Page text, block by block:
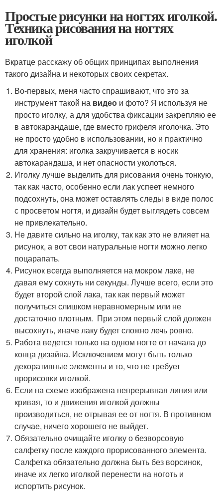
Простые рисунки на ногтях иголкой.
Техника рисования на ногтях
иголкой
Вкратце расскажу об общих принципах выполнения
такого дизайна и некоторых своих секретах.
Во-первых, меня часто спрашивают, что это за
инструмент такой на видео и фото? Я используя не
просто иголку, а для удобства фиксации закрепляю ее
в автокарандаше, где вместо грифеля иголочка. Это
не просто удобно в использовании, но и практично
для хранения: иголка закручивается в носик
автокарандаша, и нет опасности уколоться.
Иголку лучше выделить для рисования очень тонкую,
так как часто, особенно если лак успеет немного
подсохнуть, она может оставлять следы в виде полос
с просветом ногтя, и дизайн будет выглядеть совсем
не привлекательно.
Не давите сильно на иголку, так как это не влияет на
рисунок, а вот свои натуральные ногти можно легко
поцарапать.
Рисунок всегда выполняется на мокром лаке, не
давая ему сохнуть ни секунды. Лучше всего, если это
будет второй слой лака, так как первый может
получиться слишком неравномерным или не
достаточно плотным. При этом первый слой должен
высохнуть, иначе лаку будет сложно лечь ровно.
Работа ведется только на одном ногте от начала до
конца дизайна. Исключением могут быть только
декоративные элементы и то, что не требует
прорисовки иголкой.
Если на схеме изображена непрерывная линия или
кривая, то и движения иголкой должны
производиться, не отрывая ее от ногтя. В противном
случае, ничего хорошего не выйдет.
Обязательно очищайте иголку о безворсовую
салфетку после каждого прорисованного элемента.
Салфетка обязательно должна быть без ворсинок,
иначе их легко иголкой перенести на ноготь и
испортить рисунок.